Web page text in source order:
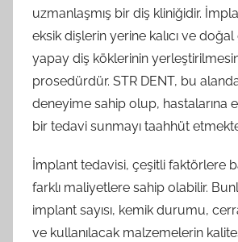
uzmanlaşmış bir diş kliniğidir.
eksik dişlerin yerine kalıcı ve
yapay diş köklerinin
prosedürdür. STR DENT, bu
deneyime sahip olup, hastalarına
bir tedavi sunmayı taahhüt
İmplant tedavisi, çeşitli faktörlere
farklı maliyetlere sahip olabilir.
implant sayısı, kemik durumu,
ve kullanılacak malzemelerin